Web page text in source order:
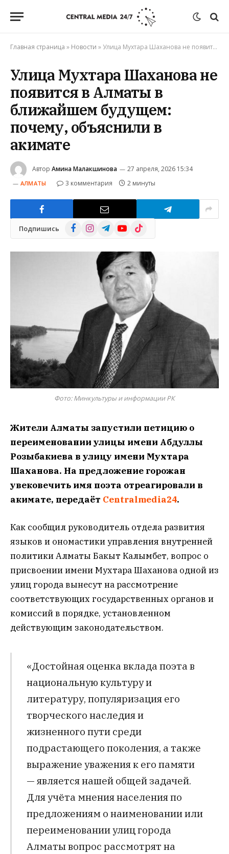
Главная страница » Новости » Улица Мухтара Шаханова не появится в Алматы в ближайшем будущем: почему, объяснили в акимате
Улица Мухтара Шаханова не
появится в Алматы в
ближайшем будущем:
почему, объяснили в
акимате
Автор Амина Малакшинова 27 апреля, 2026 15:34
АЛМАТЫ 3 комментария 2 минуты
Подпишись FacebookInstagramTelegramYouTube
TikTok
Фото: Минкультуры и информации РК
Жители Алматы запустили петицию о
переименовании улицы имени Абдуллы
Розыбакиева в улицу имени Мухтара
Шаханова. На предложение горожан
увековечить имя поэта отреагировали в
акимате, передаёт Centralmedia24.
Как сообщил руководитель отдела развития
языков и ономастики управления внутренней
политики Алматы Бакыт Калымбет, вопрос о
присвоении имени Мухтара Шаханова одной из
улиц города вынесут на рассмотрение
соответствующих государственных органов и
комиссий в порядке, установленном
действующим законодательством.
«Достойная оценка вклада поэта в
национальную культуру и
литературу, популяризация его
творческого наследия и
жизненного пути среди
подрастающего поколения, а также
выражение уважения к его памяти
— является нашей общей задачей.
Для учёта мнения населения по
предложениям о наименовании или
переименовании улиц города
Алматы вопрос рассмотрят на